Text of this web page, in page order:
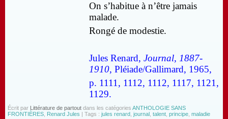
On s’habitue à n’être jamais
malade.
Rongé de modestie.
Jules Renard, Journal, 1887-
1910, Pléiade/Gallimard, 1965,
p. 1111, 1112, 1112, 1117, 1121,
1129.
Écrit par Littérature de partout dans les catégories ANTHOLOGIE SANS
FRONTIÈRES Renard Jules | Tags : jules renard journal talent principe maladie